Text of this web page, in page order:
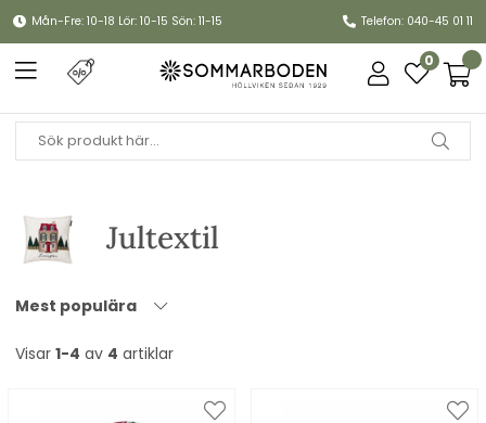
Mån-Fre: 10-18 Lör: 10-15 Sön: 11-15 Telefon: 040-45 01 11
0
Jultextil
Mest populära
Visar 1-4 av 4 artiklar